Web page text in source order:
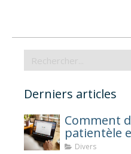
Derniers articles
Comment
patientèle
Divers